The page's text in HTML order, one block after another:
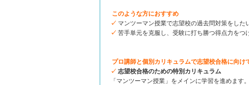
このような方におすすめ
✓ マンツーマン授業で志望校の過去問対策をした
✓ 苦手単元を克服し、受験に打ち勝つ得点力をつ
プロ講師と個別カリキュラムで志望校合格に向け
✓ 志望校合格のための特別カリキュラム
「マンツーマン授業」をメインに学習を進めます。